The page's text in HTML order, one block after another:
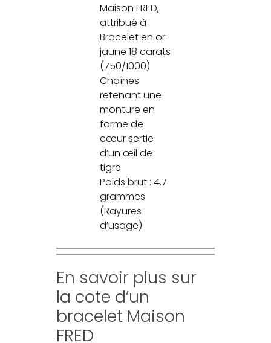
Maison FRED,
attribué à
Bracelet en or
jaune 18 carats
(750/1000)
Chaînes
retenant une
monture en
forme de
cœur sertie
d’un œil de
tigre
Poids brut : 4.7
grammes
(Rayures
d’usage)
En savoir plus sur
la cote d’un
bracelet Maison
FRED